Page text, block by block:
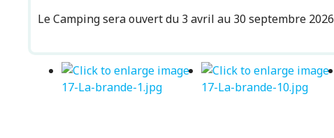
Le Camping sera ouvert du 3 avril au 30 septembre 2026